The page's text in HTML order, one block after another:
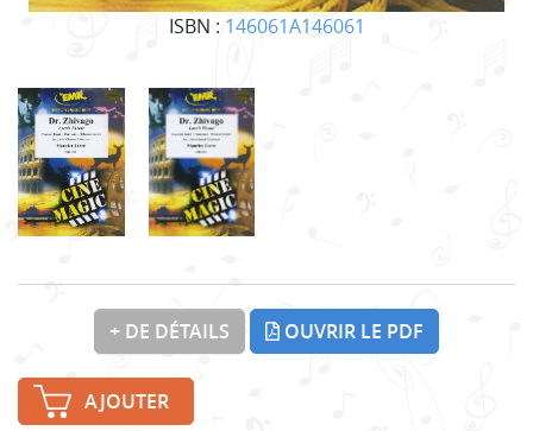
ISBN : 146061A146061
+ DE DÉTAILS OUVRIR LE PDF
AJOUTER